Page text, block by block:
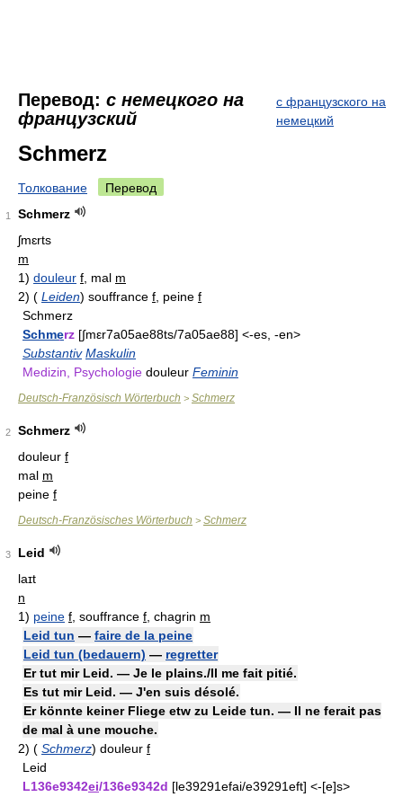
Перевод: с немецкого на
французский
с французского на
немецкий
Schmerz
Толкование Перевод
1
Schmerz
ʃmɛrts
m
1) douleur f , mal m
2) ( Leiden) souffrance f , peine f
Schmerz
Schmerz [∫mεr7a05ae88ts/7a05ae88] <-es, -en>
Substantiv Maskulin
Medizin, Psychologie douleur Feminin
Deutsch-Französisch Wörterbuch > Schmerz
2
Schmerz
douleur f
mal m
peine f
Deutsch-Französisches Wörterbuch > Schmerz
3
Leid
laɪt
n
1) peine f , souffrance f , chagrin m
Leid tun — faire de la peine
Leid tun (bedauern) — regretter
Er tut mir Leid. — Je le plains./Il me fait pitié.
Es tut mir Leid. — J'en suis désolé.
Er könnte keiner Fliege etw zu Leide tun. — Il ne ferait pas
de mal à une mouche.
2) ( Schmerz) douleur f
Leid
L136e9342ei/136e9342d [le39291efai/e39291eft] <-[e]s>